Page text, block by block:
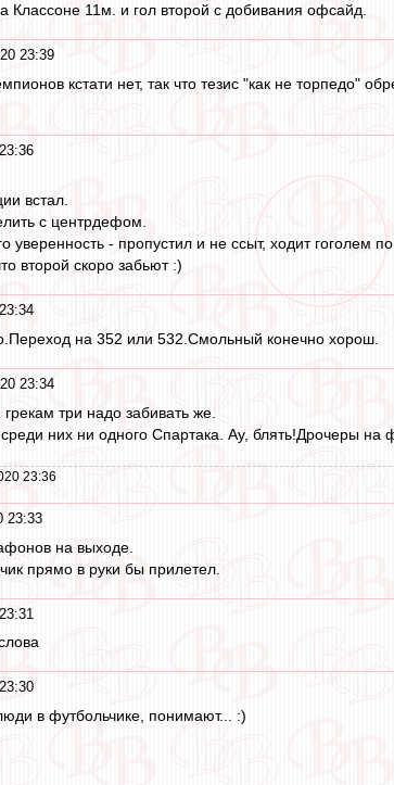
Классоне 11м. и гол второй с добивания офсайд.
23:39
кстати нет, так что тезис "как не торпедо"
встал.
с центрдефом.
уверенность - пропустил и не ссыт, ходит гоголем
второй скоро забьют :)
на 352 или 532.Смольный конечно хорош.
23:34
три надо забивать же.
среди них ни одного Спартака. Ау, блять!Дрочеры
23:36
23:33
на выходе.
прямо в руки бы прилетел.
в футбольчике, понимают... :)